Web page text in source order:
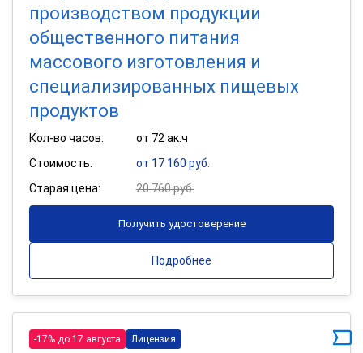
производством продукции
общественного питания
массового изготовления и
специализированных пищевых
продуктов
Кол-во часов:
от 72 ак.ч
Стоимость:
от 17 160 руб.
Старая цена:
20 760 руб.
Получить удостоверение
Подробнее
-17% до 17 августа Лицензия